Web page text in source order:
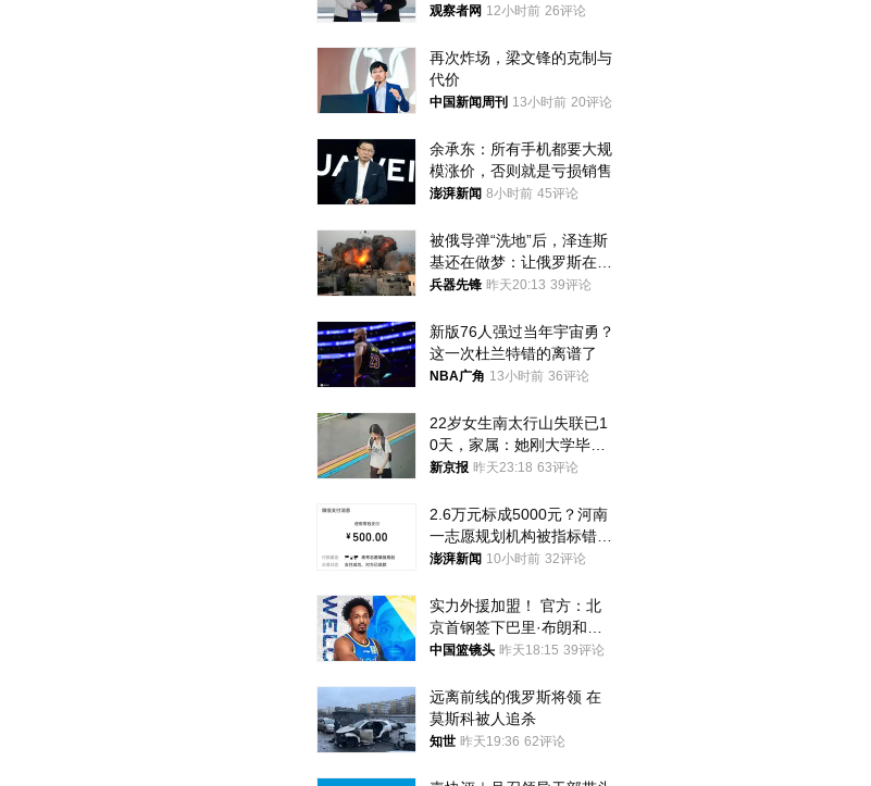
供援助
观察者网 12小时前 26评论
再次炸场，梁文锋的克制与
代价
中国新闻周刊 13小时前 20评论
余承东：所有手机都要大规
模涨价，否则就是亏损销售
澎湃新闻 8小时前 45评论
被俄导弹“洗地”后，泽连斯
基还在做梦：让俄罗斯在冬
季前求和？
兵器先锋 昨天20:13 39评论
新版76人强过当年宇宙勇？
这一次杜兰特错的离谱了
NBA广角 13小时前 36评论
22岁女生南太行山失联已1
0天，家属：她刚大学毕业
想到山里旅行
新京报 昨天23:18 63评论
2.6万元标成5000元？河南
一志愿规划机构被指标错学
费致考生复读
澎湃新闻 10小时前 32评论
实力外援加盟！ 官方：北
京首钢签下巴里·布朗和桑
普森
中国篮镜头 昨天18:15 39评论
远离前线的俄罗斯将领 在
莫斯科被人追杀
知世 昨天19:36 62评论